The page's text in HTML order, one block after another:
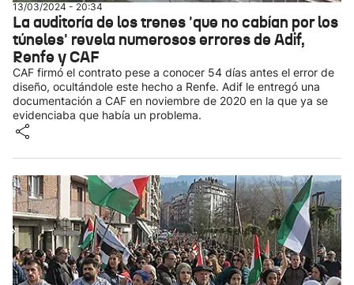
13/03/2024 - 20:34
La auditoría de los trenes 'que no cabían por los
túneles' revela numerosos errores de Adif,
Renfe y CAF
CAF firmó el contrato pese a conocer 54 días antes el error de
diseño, ocultándole este hecho a Renfe. Adif le entregó una
documentación a CAF en noviembre de 2020 en la que ya se
evidenciaba que había un problema.